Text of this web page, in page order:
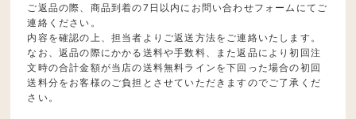
ご返品の際、商品到着の7日以内にお問い合わせフォームにてご
連絡ください。
内容を確認の上、担当者よりご返送方法をご連絡いたします。
なお、返品の際にかかる送料や手数料、また返品により初回注
文時の合計金額が当店の送料無料ラインを下回った場合の初回
送料分をお客様のご負担とさせていただきますのでご了承くだ
さい。